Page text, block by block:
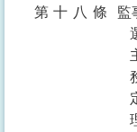
第十八條
監